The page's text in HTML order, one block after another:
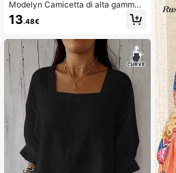
Modelyn Camicetta di alta gamma
con stampa floreale vintage frances
e, bordo in pizzo, collo rotondo e m
13.48€